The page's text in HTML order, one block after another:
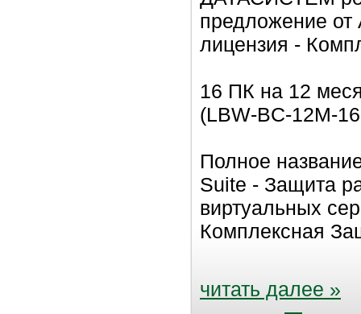
предложение
лицензия -
16 ПК на 12
(LBW-BC-12M-
Полное
Suite - Защита
виртуальных
Комплексная
читать далее »